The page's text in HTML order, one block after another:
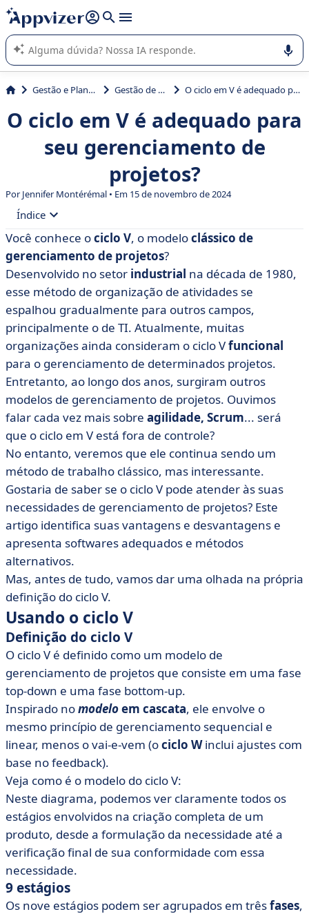
de nossa IA (várias linhas com
A IA do Appvizer o orienta no uso ou na seleção de software
SaaS para sua empresa.
Gestão e Planejamento Gestão de projetos O ciclo em V é adequado para seu gerenciamento de projetos?
O ciclo em V é adequado para
seu gerenciamento de
projetos?
PorJennifer Montérémal • Em 15 de novembro de 2024
Índice
• Usando o ciclo V
• Alternativas ao ciclo em V
• Seleção de software para o gerenciamento de
projetos
• Gerenciamento de projetos... cada um com seu
próprio método e software
Você conhece ociclo V, o modeloclássico de
gerenciamento de projetos?
Desenvolvido no setor industrial na década de 1980,
esse método de organização de atividades se
espalhou gradualmente para outros campos,
principalmente o de TI. Atualmente, muitas
organizações ainda consideram o ciclo Vfuncional
para o gerenciamento de determinados projetos.
Entretanto, ao longo dos anos, surgiram outros
modelos de gerenciamento de projetos. Ouvimos
falar cada vez mais sobre agilidade, Scrum... será
que o ciclo em V está fora de controle?
No entanto, veremos que ele continua sendo um
método de trabalho clássico, mas interessante.
Gostaria de saber se o ciclo V pode atender às suas
necessidades de gerenciamento de projetos? Este
artigo identifica suas vantagens e desvantagens e
apresenta softwares adequados e métodos
alternativos.
Mas, antes de tudo, vamos dar uma olhada na própria
definição do ciclo V.
Usando o ciclo V
Definição do ciclo V
O ciclo V é definido como um modelo de
gerenciamento de projetos que consiste em uma fase
top-down e uma fase bottom-up.
Inspirado nomodeloem cascata, ele envolve o
mesmo princípio de gerenciamento sequencial e
linear, menos o vai-e-vem (ociclo Winclui ajustes com
base no feedback).
Veja como é o modelo do ciclo V:
Neste diagrama, podemos ver claramente todos os
estágios envolvidos na criação completa de um
produto, desde a formulação da necessidade até a
verificação final de sua conformidade com essa
necessidade.
9 estágios
Os nove estágios podem ser agrupados em trêsfases,